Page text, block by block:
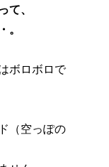
て、
。
ボロボロで
（空っぽの